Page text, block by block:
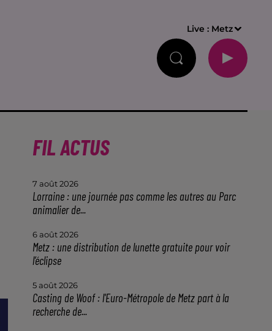
Live : Metz
FIL ACTUS
7 août 2026
Lorraine : une journée pas comme les autres au Parc
animalier de...
6 août 2026
Metz : une distribution de lunette gratuite pour voir
l’éclipse
5 août 2026
Casting de Woof : l'Euro-Métropole de Metz part à la
recherche de...